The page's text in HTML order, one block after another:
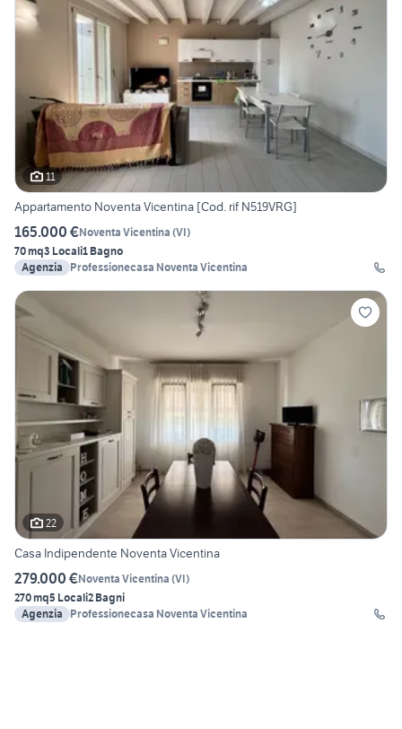
11
Appartamento Noventa Vicentina [Cod. rif N519VRG]
165.000 €Noventa Vicentina (VI)
70 mq3 Locali1 Bagno
Agenzia
Professionecasa Noventa Vicentina
22
Casa Indipendente Noventa Vicentina
279.000 €Noventa Vicentina (VI)
270 mq5 Locali2 Bagni
Agenzia
Professionecasa Noventa Vicentina